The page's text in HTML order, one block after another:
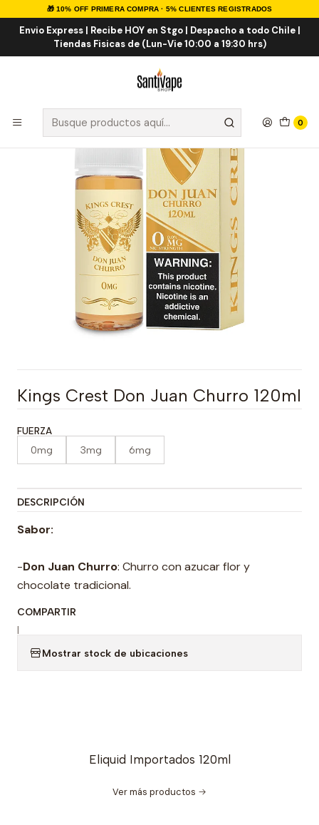
🎁 10% OFF PRIMERA COMPRA · 5% CLIENTES REGISTRADOS
Envio Express | Recibe HOY en Stgo | Despacho a todo Chile |
Tiendas Fisicas de (Lun-Vie 10:00 a 19:30 hrs)
0
Inicio E-LIQUID IMPORTADOS Eliquid Importados 120ml
Kings Crest Don Juan Churro 120ml
Kings Crest Don Juan Churro 120ml
FUERZA
0mg 3mg 6mg
DESCRIPCIÓN
Sabor:
-Don Juan Churro: Churro con azucar flor y
chocolate tradicional.
COMPARTIR
|
Mostrar stock de ubicaciones
Eliquid Importados 120ml
Ver más productos